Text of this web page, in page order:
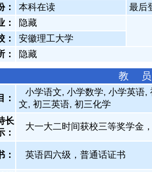
： 本科在读
最后
：
隐藏
：
安徽理工大学
：
隐藏
教
：
小学语文, 小学数学, 小学英语
文, 初三英语, 初三化学
长
：
大一大二时间获校三等奖学金
： 英语四六级，普通话证书